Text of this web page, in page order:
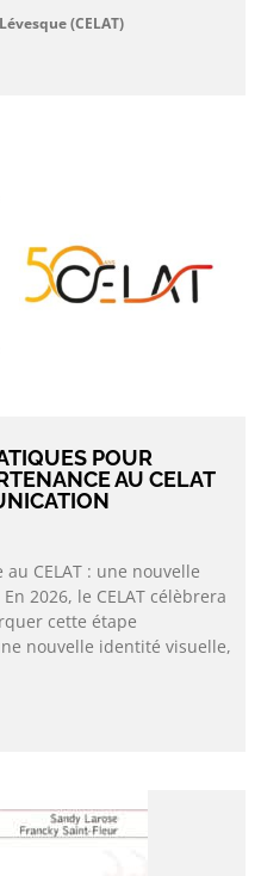
(CELAT)
POUR
AU CELAT
CELAT : une nouvelle
2026, le CELAT célèbrera
cette étape
nouvelle identité visuelle,